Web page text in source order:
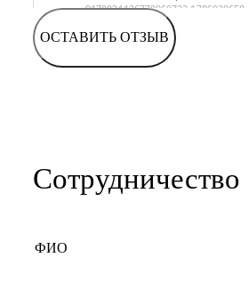
ОСТАВИТЬ ОТЗЫВ